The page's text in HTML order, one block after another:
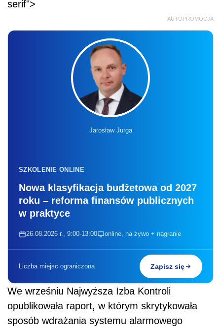
serif">
AUTOPROMOCJA
Jarosław Jurga
SZKOLENIE ONLINE
Nowa klasyfikacja budżetowa od 2027
roku – reforma finansów publicznych
w praktyce
26.08.2026 r., 9:00-13:00 online, na żywo + nagranie
Liczba miejsc ograniczona Zapisz się
We wrześniu Najwyższa Izba Kontroli
opublikowała raport, w którym skrytykowała
sposób wdrażania systemu alarmowego